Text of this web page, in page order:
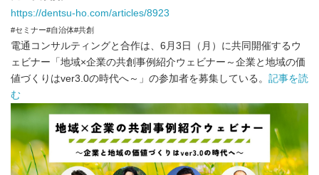
https://dentsu-ho.com/articles/8923
#セミナー#自治体#共創
電通コンサルティングと合作は、6月3日（月）に共同開催するウ
ェビナー「地域×企業の共創事例紹介ウェビナー～企業と地域の価
値づくりはver3.0の時代へ～」の参加者を募集している。 記事を読
む